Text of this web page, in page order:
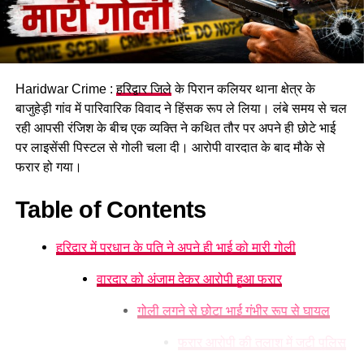
बड़ी कंपनियों के खातों को निशाना बनाता
था गैंग
पूछताछ में ये भी खुलासा हुआ कि गिरोह बड़ी कंपनियों के खातों को निशाना
करता था।
पुलिस के अनुसार मामले में अन्य संदिग्धों की तलाश जारी है। गिरफ्तार
आरोपियों का पहले भी एटीएम फ्रॉड और अन्य गंभीर मामलों में आपराधिक
Haridwar Crime :हरिद्वार जिलेके पिरान कलियर थाना क्षेत्र के
बाजुहेड़ी गांव में पारिवारिक विवाद ने हिंसक रूप ले लिया। लंबे समय से चल
रही आपसी रंजिश के बीच एक व्यक्ति ने कथित तौर पर अपने ही छोटे भाई
पर लाइसेंसी पिस्टल से गोली चला दी। आरोपी वारदात के बाद मौके से
फरार हो गया।
Table of Contents
हरिद्वार में प्रधान के पति ने अपने ही भाई को मारी गोली
वारदार को अंजाम देकर आरोपी हुआ फरार
गोली लगने से छोटा भाई गंभीर रूप से घायल